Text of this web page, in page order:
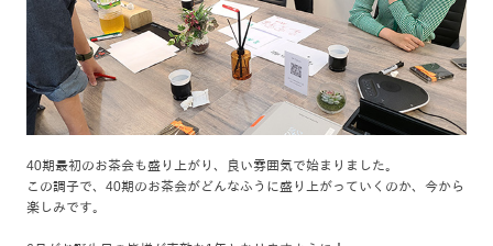
40期最初のお茶会も盛り上がり、良い雰囲気で始まりました。
この調子で、40期のお茶会がどんなふうに盛り上がっていくのか、今から
楽しみです。